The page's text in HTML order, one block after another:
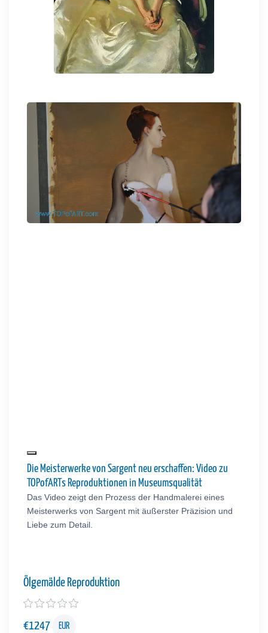
Die Meisterwerke von Sargent neu erschaffen: Video zu
TOPofARTs Reproduktionen in Museumsqualität
Das Video zeigt den Prozess der Handmalerei eines
Meisterwerks von Sargent mit äußerster Präzision und
Liebe zum Detail.
Ölgemälde Reproduktion
€1247 EUR